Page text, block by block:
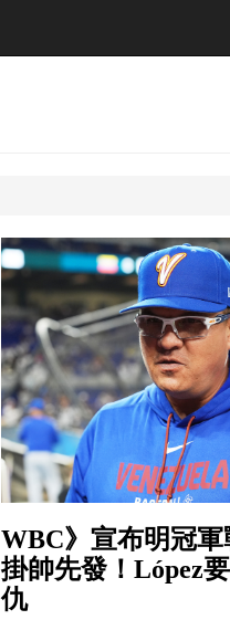
WBC》宣布明冠軍
掛帥先發！López
仇